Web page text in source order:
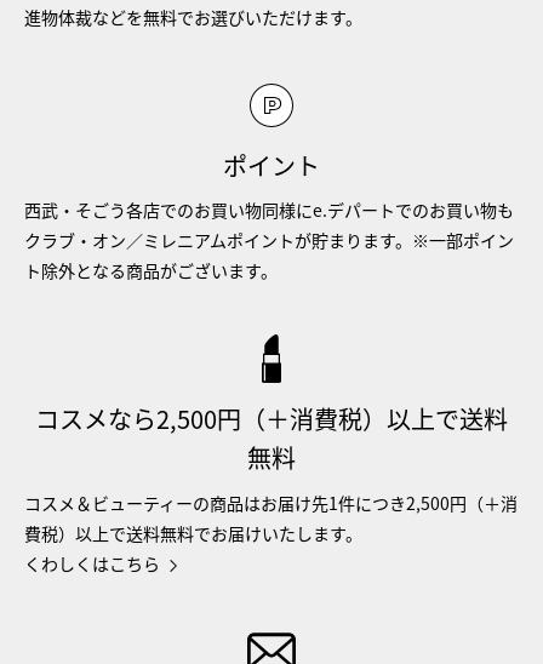
進物体裁などを無料でお選びいただけます。
ポイント
西武・そごう各店でのお買い物同様にe.デパートでのお買い物も
クラブ・オン／ミレニアムポイントが貯まります。※一部ポイン
ト除外となる商品がございます。
コスメなら2,500円（＋消費税）以上で送料
無料
コスメ＆ビューティーの商品はお届け先1件につき2,500円（＋消
費税）以上で送料無料でお届けいたします。
くわしくはこちら